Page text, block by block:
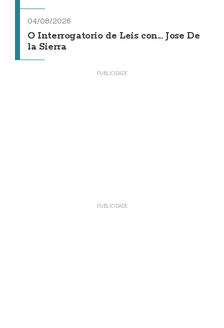
04/08/2026
O Interrogatorio de Leis con... Jose De
la Sierra